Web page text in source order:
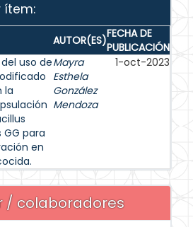
ítem:
AUTOR(ES)FECHA DE
PUBLICACIÓN
uso de
la
para
en
Mayra
Esthela
González
Mendoza
1-oct-2023
/ colaboradores